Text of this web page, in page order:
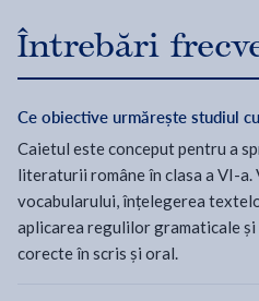
Întrebări
Ce obiective urmărește studiul
Caietul este conceput pentru a
literaturii române în clasa a VI-a.
vocabularului, înțelegerea
aplicarea regulilor gramaticale
corecte în scris și oral.